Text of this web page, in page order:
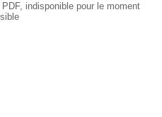
indisponible pour le moment